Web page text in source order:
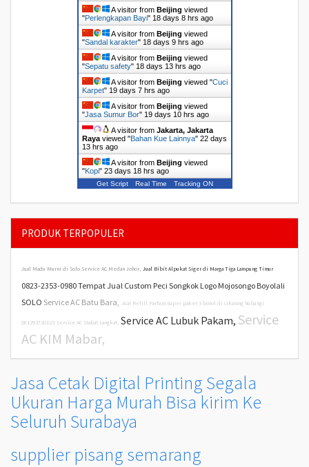
A visitor from Beijing viewed
"Perlengkapan Bayi" 18 days 8 hrs ago
A visitor from Beijing viewed
"Sandal karakter" 18 days 9 hrs ago
A visitor from Beijing viewed
"Sepatu safety" 18 days 13 hrs ago
A visitor from Beijing viewed "Cuci
Karpet" 19 days 7 hrs ago
A visitor from Beijing viewed
"Jasa Sumur Bor" 19 days 10 hrs ago
A visitor from Jakarta, Jakarta
Rayaviewed "Bahan Kue Lainnya" 22 days
13 hrs ago
A visitor from Beijing viewed
"Kopi" 23 days 18 hrs ago
Get Script Real Time Tracking ON
PRODUK TERPOPULER
Jual Madu Murni di Solo Service AC Medan Johor, Jual Bibit Alpukat Siger di Marga Tiga Lampung Timur
0823-2353-0980 Tempat Jual Custom Peci Songkok Logo Mojosongo Boyolali
SOLO Service AC Batu Bara, Jual Refill Parfum Super paket 3 botol di cikarang hubungi
081293720123 Service AC Stabat Langkat, Service AC Lubuk Pakam, Service
AC KIM Mabar,
Jasa Cetak Digital Printing Segala
Ukuran Harga Murah Bisa kirim Ke
Seluruh Surabaya
supplier pisang semarang